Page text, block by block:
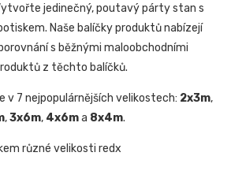
jedinečný, poutavý párty stan s
Naše balíčky produktů nabízejí
s běžnými maloobchodními
z těchto balíčků.
v 7 nejpopulárnějších velikostech: 2x3m,
,3x6m, 4x6ma 8x4m.